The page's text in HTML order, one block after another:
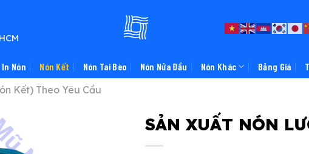
In Nón Nón Kết Nón Tai Bèo Nón Nửa Đầu Nón Khác Bảng Giá
Kết) Theo Yêu Cầu
SẢN XUẤT NÓN